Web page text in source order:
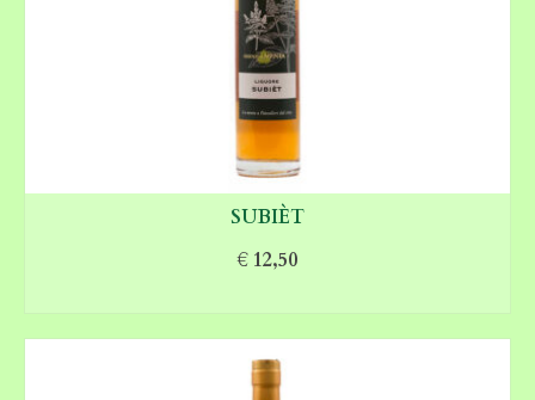
SUBIÈT
€ 12,50